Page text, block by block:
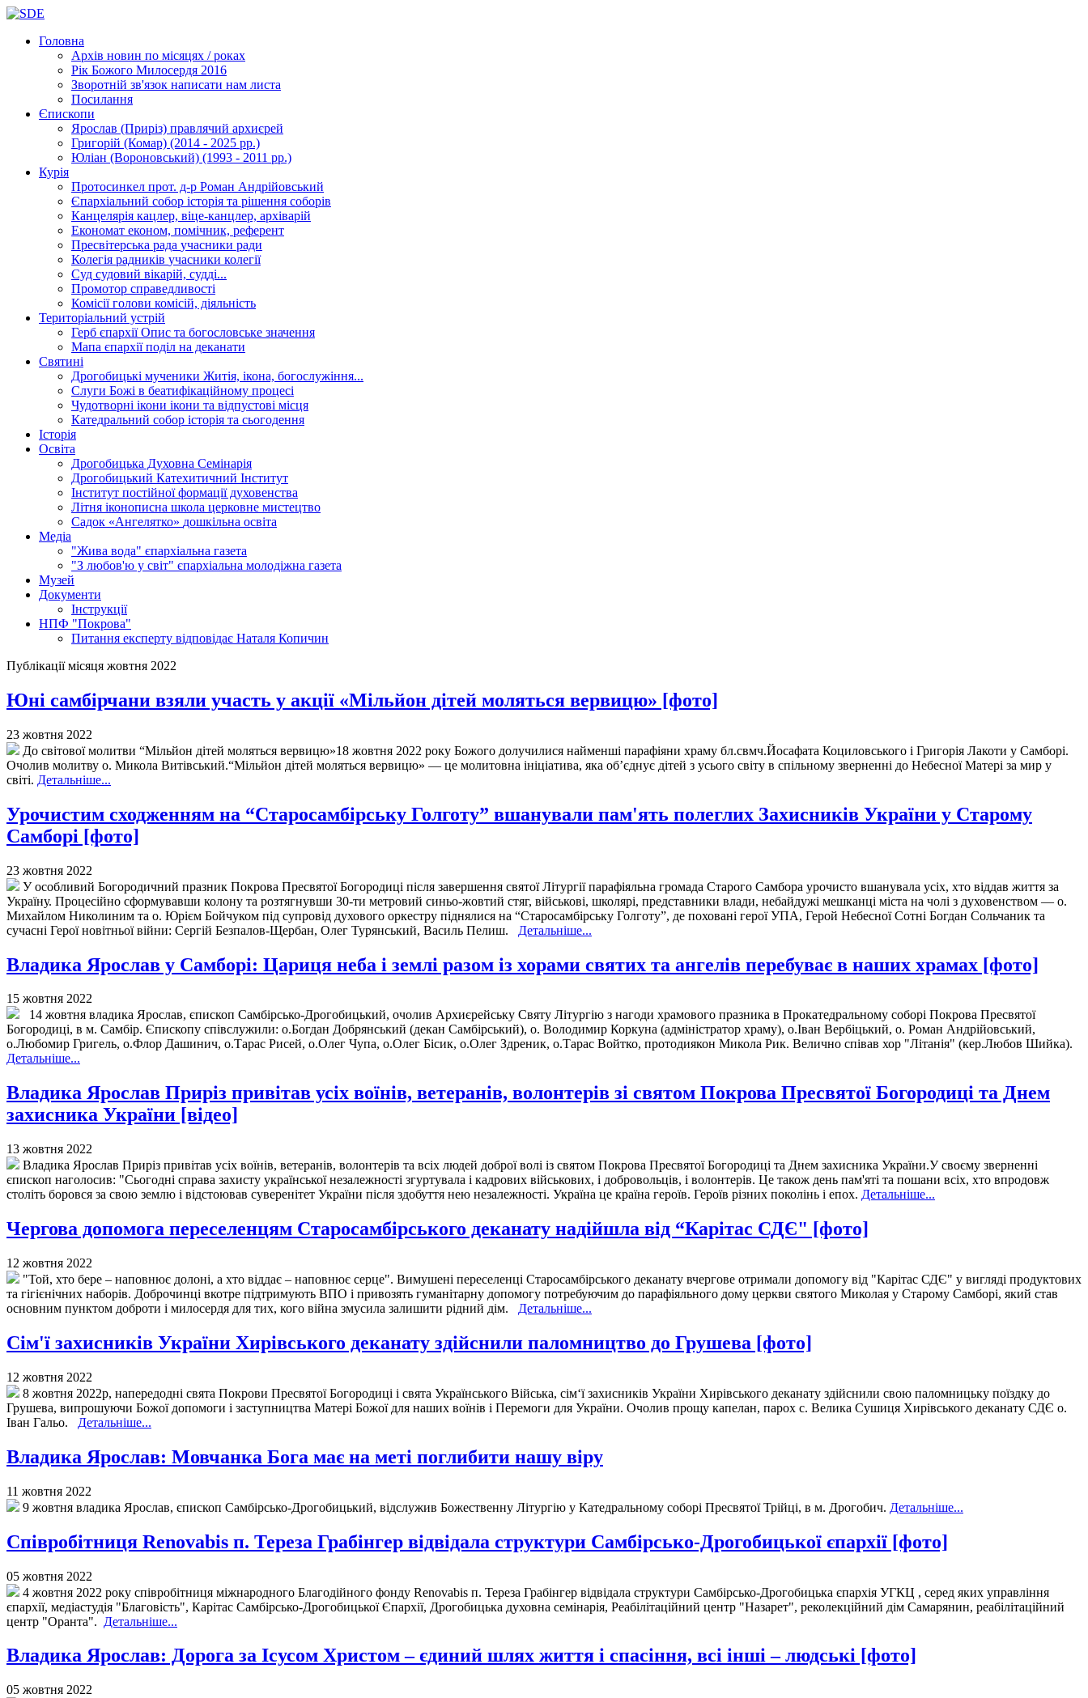
Головна
Архів новин по місяцях / роках
Рік Божого Милосердя 2016
Зворотній зв'язок написати нам листа
Посилання
Єпископи
Ярослав (Приріз) правлячий архиєрей
Григорій (Комар) (2014 - 2025 рр.)
Юліан (Вороновський) (1993 - 2011 рр.)
Курія
Протосинкел прот. д-р Роман Андрійовський
Єпархіальний собор історія та рішення соборів
Канцелярія кацлер, віце-канцлер, архіварій
Економат економ, помічник, референт
Пресвітерська рада учасники ради
Колегія радників учасники колегії
Суд судовий вікарій, судді...
Промотор справедливості
Комісіїголови комісій, діяльність
Територіальний устрій
Герб єпархіїОпис та богословське значення
Мапа єпархіїподіл на деканати
Святині
Дрогобицькі мученики Житія, ікона, богослужіння...
Слуги Божі в беатифікаційному процесі
Чудотворні ікони ікони та відпустові місця
Катедральний собор історія та сьогодення
Історія
Освіта
Дрогобицька Духовна Семінарія
Дрогобицький Катехитичний Інститут
Інститут постійної формації духовенства
Літня іконописна школа церковне мистецтво
Садок «Ангелятко» дошкільна освіта
Медіа
"Жива вода" єпархіальна газета
"З любов'ю у світ" єпархіальна молодіжна газета
Музей
Документи
Інструкції
НПФ "Покрова"
Питання експерту відповідає Наталя Копичин
Публікації місяця жовтня 2022
Юні самбірчани взяли участь у акції «Мільйон дітей моляться вервицю» [фото]
23 жовтня 2022
До світової молитви “Мільйон дітей моляться вервицю»18 жовтня 2022 року Божого долучилися найменші парафіяни храму бл.свмч.Йосафата Коциловського і Григорія Лакоти у Самборі.
Очолив молитву о. Микола Витівський.“Мільйон дітей моляться вервицю» — це молитовна ініціатива, яка об’єднує дітей з усього світу в спільному зверненні до Небесної Матері за мир у
світі. Детальніше...
Урочистим сходженням на “Старосамбірську Голготу” вшанували пам'ять полеглих Захисників України у Старому
Самборі [фото]
23 жовтня 2022
У особливий Богородичний празник Покрова Пресвятої Богородиці після завершення святої Літургії парафіяльна громада Старого Самбора урочисто вшанувала усіх, хто віддав життя за
Україну. Процесійно сформувавши колону та розтягнувши 30-ти метровий синьо-жовтий стяг, військові, школярі, представники влади, небайдужі мешканці міста на чолі з духовенством — о.
Михайлом Николиним та о. Юрієм Бойчуком під супровід духового оркестру піднялися на “Старосамбірську Голготу”, де поховані герої УПА, Герой Небесної Сотні Богдан Сольчаник та
сучасні Герої новітньої війни: Сергій Безпалов-Щербан, Олег Турянський, Василь Пелиш. Детальніше...
Владика Ярослав у Самборі: Цариця неба і землі разом із хорами святих та ангелів перебуває в наших храмах [фото]
15 жовтня 2022
14 жовтня владика Ярослав, єпископ Самбірсько-Дрогобицький, очолив Архиєрейську Святу Літургію з нагоди храмового празника в Прокатедральному соборі Покрова Пресвятої
Богородиці, в м. Самбір. Єпископу співслужили: о.Богдан Добрянський (декан Самбірський), о. Володимир Коркуна (адміністратор храму), о.Іван Вербіцький, о. Роман Андрійовський,
о.Любомир Григель, о.Флор Дашинич, о.Тарас Рисей, о.Олег Чупа, о.Олег Бісик, о.Олег Здреник, о.Тарас Войтко, протодиякон Микола Рик. Велично співав хор "Літанія" (кер.Любов Шийка).
Детальніше...
Владика Ярослав Приріз привітав усіх воїнів, ветеранів, волонтерів зі святом Покрова Пресвятої Богородиці та Днем
захисника України [відео]
13 жовтня 2022
Владика Ярослав Приріз привітав усіх воїнів, ветеранів, волонтерів та всіх людей доброї волі із святом Покрова Пресвятої Богородиці та Днем захисника України.У своєму зверненні
єпископ наголосив: "Сьогодні справа захисту української незалежності згуртувала і кадрових військових, і добровольців, і волонтерів. Це також день пам'яті та пошани всіх, хто впродовж
століть боровся за свою землю і відстоював суверенітет України після здобуття нею незалежності. Україна це країна героїв. Героїв різних поколінь і епох. Детальніше...
Чергова допомога переселенцям Старосамбірського деканату надійшла від “Карітас СДЄ" [фото]
12 жовтня 2022
"Той, хто бере – наповнює долоні, а хто віддає – наповнює серце". Вимушені переселенці Старосамбірського деканату вчергове отримали допомогу від "Карітас СДЄ" у вигляді продуктових
та гігієнічних наборів. Доброчинці вкотре підтримують ВПО і привозять гуманітарну допомогу потребуючим до парафіяльного дому церкви святого Миколая у Старому Самборі, який став
основним пунктом доброти і милосердя для тих, кого війна змусила залишити рідний дім. Детальніше...
Сім'ї захисників України Хирівського деканату здійснили паломництво до Грушева [фото]
12 жовтня 2022
8 жовтня 2022р, напередодні свята Покрови Пресвятої Богородиці і свята Українського Війська, сім‘ї захисників України Хирівського деканату здійснили свою паломницьку поїздку до
Грушева, випрошуючи Божої допомоги і заступництва Матері Божої для наших воїнів і Перемоги для України. Очолив прощу капелан, парох с. Велика Сушиця Хирівського деканату СДЄ о.
Іван Гальо. Детальніше...
Владика Ярослав: Мовчанка Бога має на меті поглибити нашу віру
11 жовтня 2022
9 жовтня владика Ярослав, єпископ Самбірсько-Дрогобицький, відслужив Божественну Літургію у Катедральному соборі Пресвятої Трійці, в м. Дрогобич. Детальніше...
Співробітниця Renovabis п. Тереза Грабінгер відвідала структури Самбірсько-Дрогобицької єпархії [фото]
05 жовтня 2022
4 жовтня 2022 року співробітниця міжнародного Благодійного фонду Renovabis п. Тереза Грабінгер відвідала структури Самбірсько-Дрогобицька єпархія УГКЦ , серед яких управління
єпархії, медіастудія "Благовість", Карітас Самбірсько-Дрогобицької Єпархії, Дрогобицька духовна семінарія, Реабілітаційний центр "Назарет", реколекційний дім Самарянин, реабілітаційний
центр "Оранта". Детальніше...
Владика Ярослав: Дорога за Ісусом Христом – єдиний шлях життя і спасіння, всі інші – людські [фото]
05 жовтня 2022